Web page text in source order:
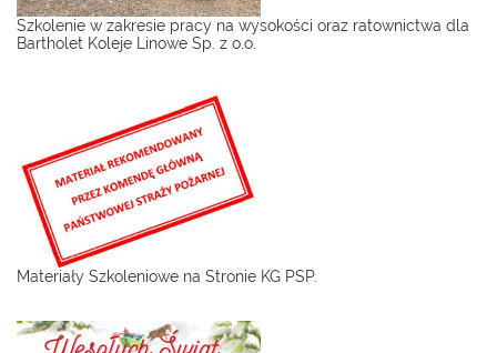
Szkolenie w zakresie pracy na wysokości oraz ratownictwa dla
Bartholet Koleje Linowe Sp. z o.o.
Materiały Szkoleniowe na Stronie KG PSP.